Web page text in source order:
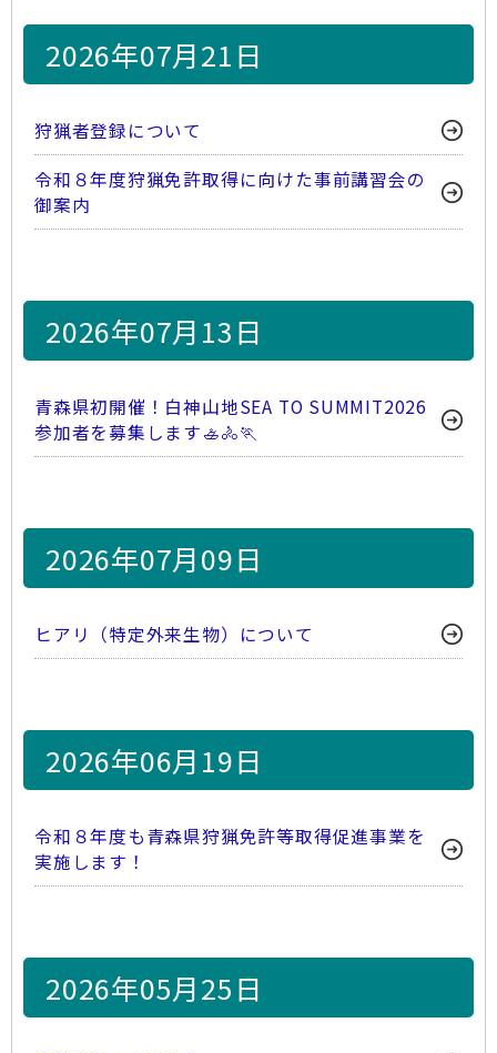
2026年07月21日
狩猟者登録について
令和８年度狩猟免許取得に向けた事前講習会の
御案内
2026年07月13日
青森県初開催！白神山地SEA TO SUMMIT2026
参加者を募集します🚣🚴🏃
2026年07月09日
ヒアリ（特定外来生物）について
2026年06月19日
令和８年度も青森県狩猟免許等取得促進事業を
実施します！
2026年05月25日